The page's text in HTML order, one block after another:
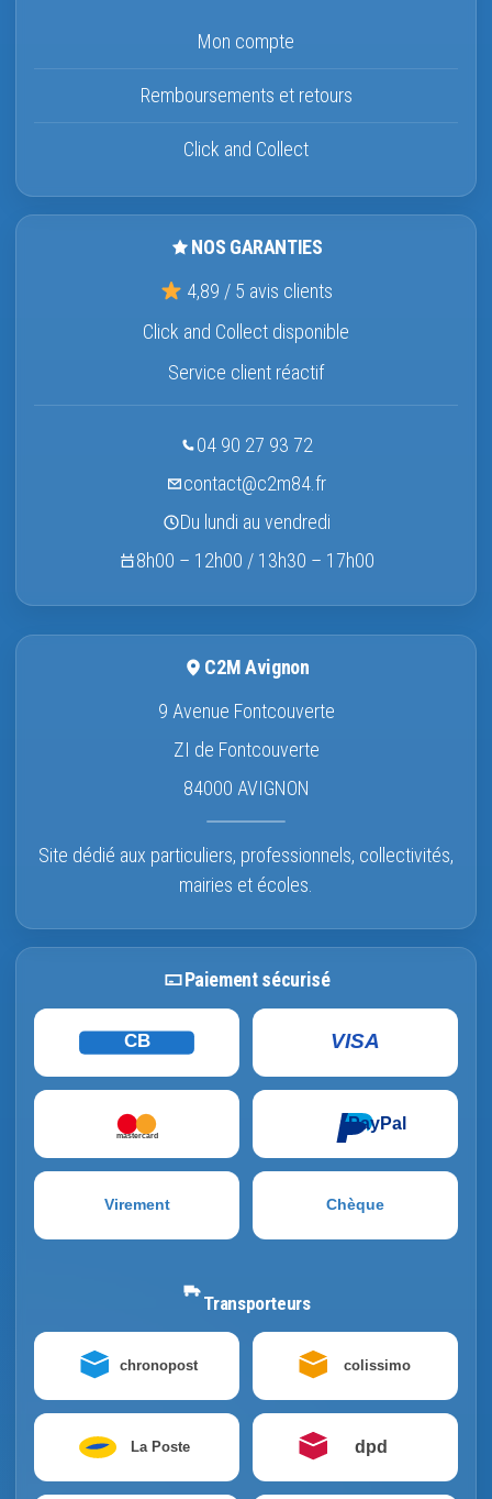
Mon compte
Remboursements et retours
Click and Collect
NOS GARANTIES
4,89 / 5 avis clients
Click and Collect disponible
Service client réactif
04 90 27 93 72
contact@c2m84.fr
Du lundi au vendredi
8h00 – 12h00 / 13h30 – 17h00
C2M Avignon
9 Avenue Fontcouverte
ZI de Fontcouverte
84000 AVIGNON
Site dédié aux particuliers, professionnels, collectivités,
mairies et écoles.
Paiement sécurisé
CB VISA
mastercard
PayPal
Virement Chèque
Transporteurs
chronopost colissimo
La Poste dpd